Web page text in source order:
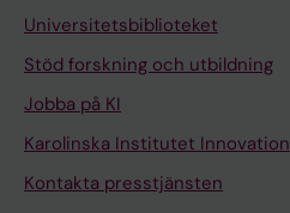
Universitetsbiblioteket
Stöd forskning och utbildning
Jobba på KI
Karolinska Institutet Innovation
Kontakta presstjänsten